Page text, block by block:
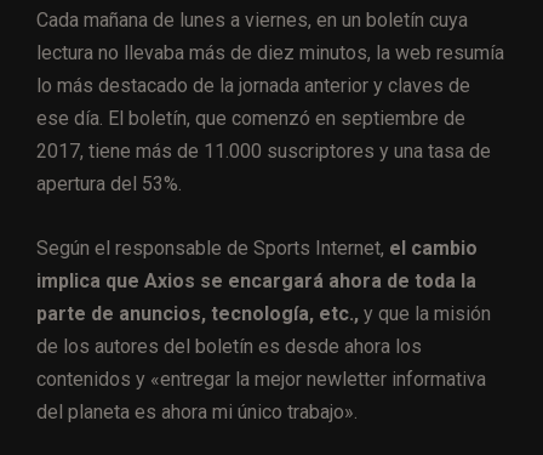
Cada mañana de lunes a viernes, en un boletín cuya
lectura no llevaba más de diez minutos, la web resumía
lo más destacado de la jornada anterior y claves de
ese día. El boletín, que comenzó en septiembre de
2017, tiene más de 11.000 suscriptores y una tasa de
apertura del 53%.
Según el responsable de Sports Internet, el cambio
implica que Axios se encargará ahora de toda la
parte de anuncios, tecnología, etc., y que la misión
de los autores del boletín es desde ahora los
contenidos y «entregar la mejor newletter informativa
del planeta es ahora mi único trabajo».